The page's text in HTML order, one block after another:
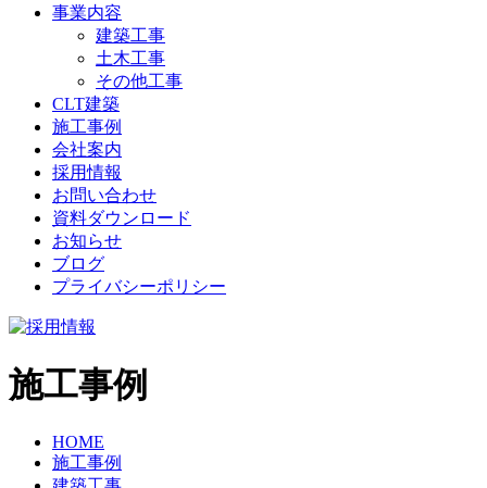
事業内容
建築工事
土木工事
その他工事
CLT建築
施工事例
会社案内
採用情報
お問い合わせ
資料ダウンロード
お知らせ
ブログ
プライバシーポリシー
施工事例
HOME
施工事例